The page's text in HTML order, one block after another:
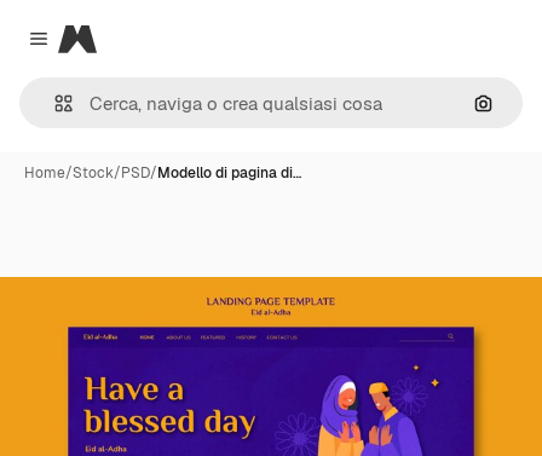
Close menu
Magnific
Cerca
Home/Stock/PSD/Modello di pagina di…